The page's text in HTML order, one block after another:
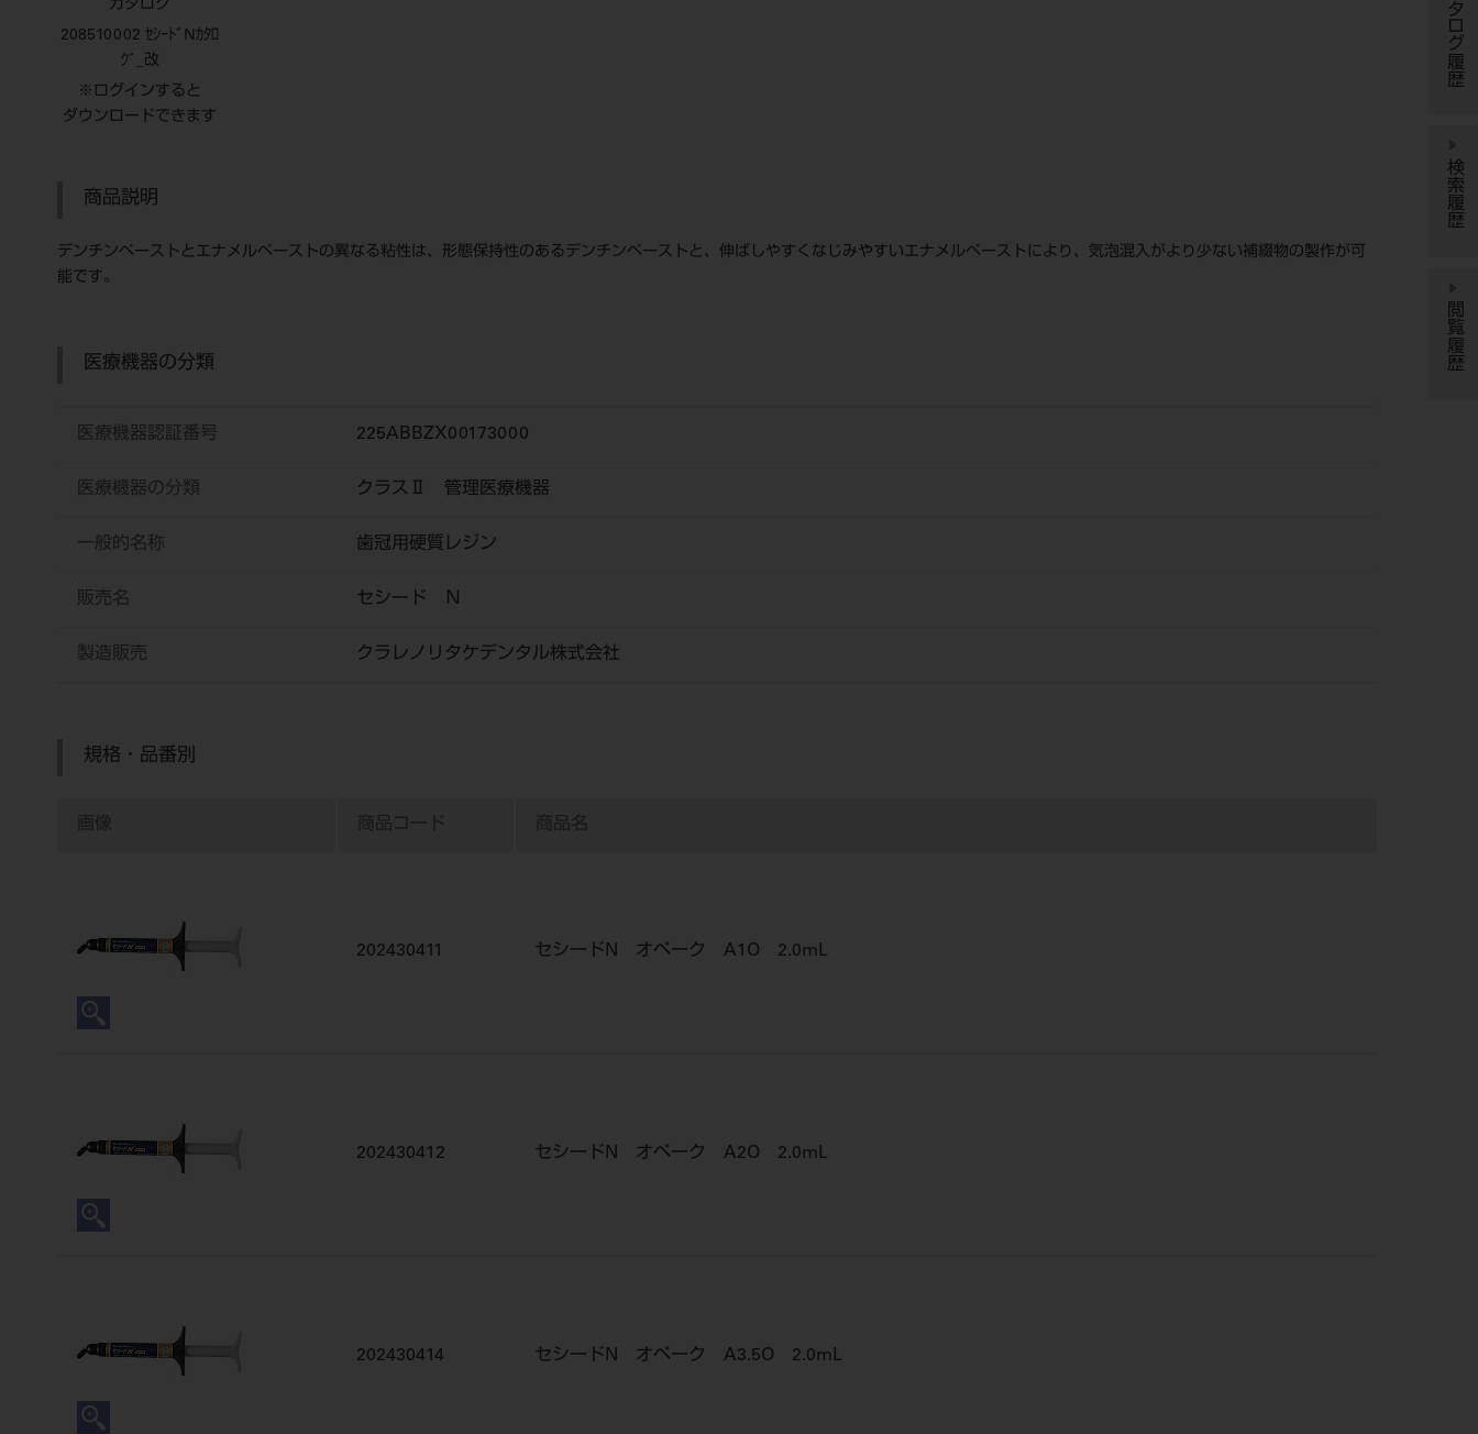
カタログ
208510002 ｾｼｰﾄﾞNｶﾀﾛ
ｸﾞ_改
※ログインすると
ダウンロードできます
商品説明
デンチンペーストとエナメルペーストの異なる粘性は、形態保持性のあるデンチンペーストと、伸ばしやすくなじみやすいエナメルペーストにより、気泡混入がより少ない補綴物の製作が可
能です。
医療機器の分類
医療機器認証番号 225ABBZX00173000
医療機器の分類 クラスⅡ 管理医療機器
一般的名称 歯冠用硬質レジン
販売名 セシード Ｎ
製造販売 クラレノリタケデンタル株式会社
規格・品番別
画像 商品コード 商品名
202430411 セシードN オペーク A1O 2.0mL
202430412 セシードN オペーク A2O 2.0mL
202430414 セシードN オペーク A3.5O 2.0mL
カタログ履歴
検索履歴
閲覧履歴